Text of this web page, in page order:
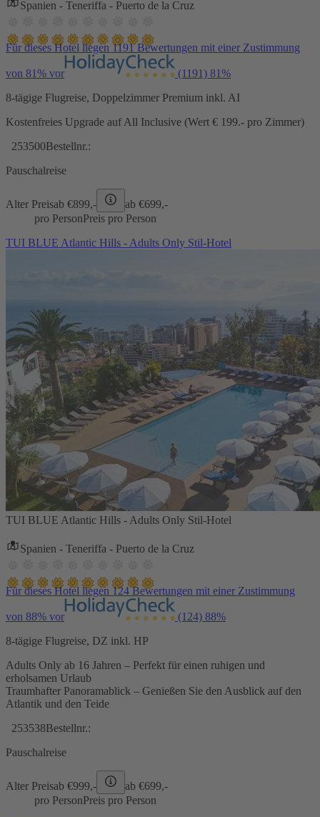
Spanien - Teneriffa - Puerto de la Cruz
Für dieses Hotel liegen 1191 Bewertungen mit einer Zustimmung
von 81% vor (1191) 81%
8-tägige Flugreise, Doppelzimmer Premium inkl. AI
Kostenfreies Upgrade auf All Inclusive (Wert € 199.- pro Zimmer)
253500Bestellnr.:
Pauschalreise
Alter Preisab €899,- ab €699,-
pro PersonPreis pro Person
TUI BLUE Atlantic Hills - Adults Only Stil-Hotel
TUI BLUE Atlantic Hills - Adults Only Stil-Hotel
Spanien - Teneriffa - Puerto de la Cruz
Für dieses Hotel liegen 124 Bewertungen mit einer Zustimmung
von 88% vor (124) 88%
8-tägige Flugreise, DZ inkl. HP
Adults Only ab 16 Jahren – Perfekt für einen ruhigen und
erholsamen Urlaub
Traumhafter Panoramablick – Genießen Sie den Ausblick auf den
Atlantik und den Teide
253538Bestellnr.:
Pauschalreise
Alter Preisab €999,- ab €699,-
pro PersonPreis pro Person